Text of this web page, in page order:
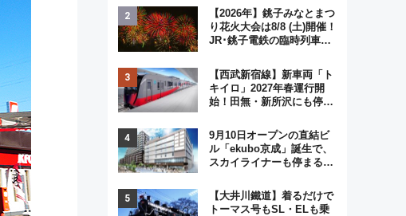
ジュアルパーティープラン
【2026年】銚子みなとまつ
り花火大会は8/8 (土)開催！
JR･銚子電鉄の臨時列車や
く8,000発の大迫力＆屋台
を満喫
【西武新宿線】新車両「ト
キイロ」2027年春運行開
始！田無・新所沢にも停
弾」も
9月10日オープンの直結ビ
ル「ekubo京成」誕生で、
スカイライナーも停まる巨
変わる？ 全テナント情報も
公開！
【大井川鐵道】着るだけで
トーマス号もSL・ELも乗